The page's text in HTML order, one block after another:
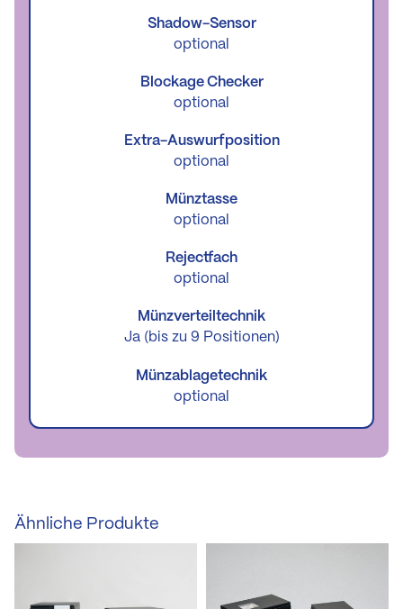
Shadow-Sensor
optional
Blockage Checker
optional
Extra-Auswurfposition
optional
Münztasse
optional
Rejectfach
optional
Münzverteiltechnik
Ja (bis zu 9 Positionen)
Münzablagetechnik
optional
Ähnliche Produkte